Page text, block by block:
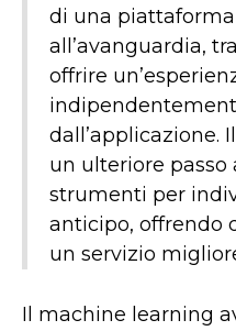
di una
all’avanguardia,
offrire
dall’applicazione.
un ulteriore passo
strumenti per
anticipo, offrendo
un servizio
Il machine learning